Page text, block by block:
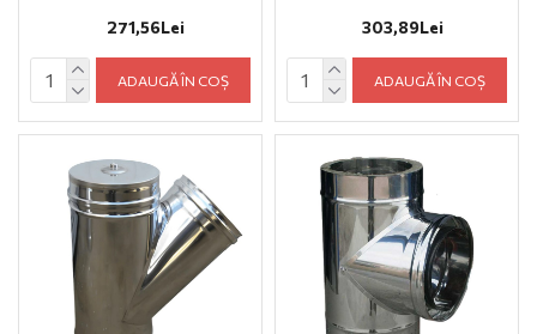
271,56Lei
ADAUGĂ ÎN COȘ
303,89Lei
ADAUGĂ ÎN COȘ